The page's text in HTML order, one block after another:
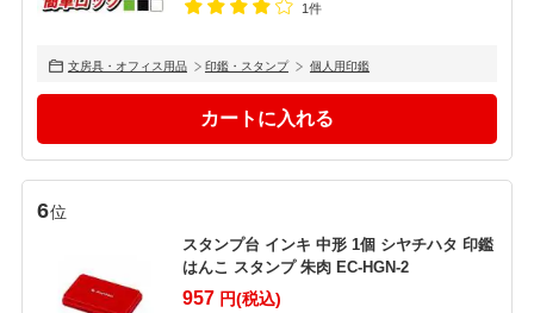
1件
文房具・オフィス用品 印鑑・スタンプ 個人用印鑑
6位
スタンプ台 インキ 中形 1個 シヤチハタ 印鑑
はんこ スタンプ 朱肉 EC-HGN-2
957円(税込)